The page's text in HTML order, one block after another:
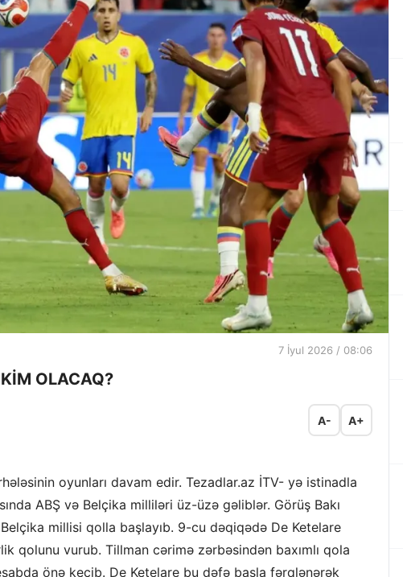
7 İyul 2026 / 08:06
OLACAQ?
A- A+
oyunları davam edir. Tezadlar.az İTV- yə istinadla
ABŞ və Belçika milliləri üz-üzə gəliblər. Görüş Bakı
millisi qolla başlayıb. 9-cu dəqiqədə De Ketelare
qolunu vurub. Tillman cərimə zərbəsindən baxımlı qola
önə keçib. De Ketelare bu dəfə başla fərqlənərək